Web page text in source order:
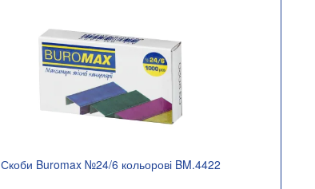
Скоби Buromax №24/6 кольорові BM.4422